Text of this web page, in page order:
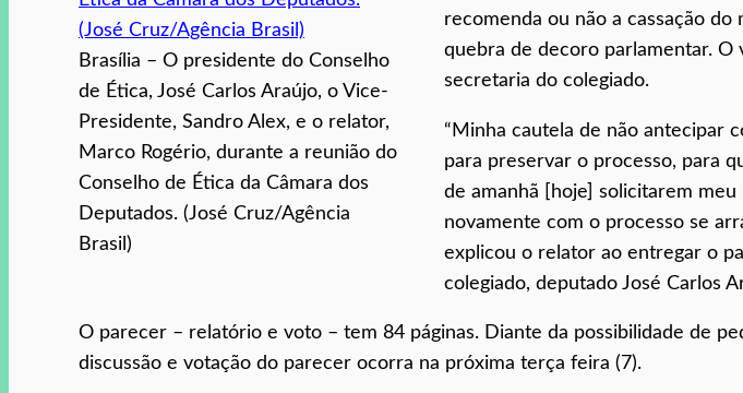
Brasília – O presidente do Conselho
de Ética, José Carlos Araújo, o Vice-
Presidente, Sandro Alex, e o relator,
Marco Rogério, durante a reunião do
Conselho de Ética da Câmara dos
Deputados. (José Cruz/Agência
Brasil)
recomenda ou não a cassação
quebra de decoro parlamentar. O
secretaria do colegiado.
“Minha cautela de não antecipar
para preservar o processo, para
de amanhã [hoje] solicitarem
novamente com o processo se
explicou o relator ao entregar o
colegiado, deputado José Carlos
O parecer – relatório e voto – tem 84 páginas. Diante da possibilidade de
discussão e votação do parecer ocorra na próxima terça feira (7).